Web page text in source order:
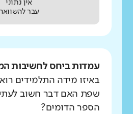
אין נתוני
עבר
עמדות ביחס לחשיבות
באיזו מידה התלמידים
שפת האם דבר חשוב
הספר הדומים?